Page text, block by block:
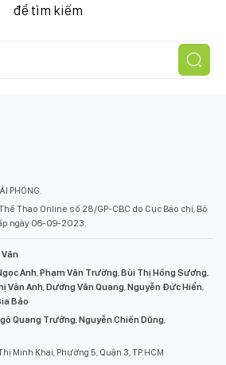
để tìm kiếm
PHÓNG.
Thao Online số 28/GP-CBC do Cục Báo chí, Bộ
ngày 06-09-2023.
Anh,Phạm Văn Trường,Bùi Thị Hồng Sương,
Vân Anh,Dương Văn Quang,Nguyễn Đức Hiển,
Bảo
Quang Trưởng,Nguyễn Chiến Dũng,
Minh Khai, Phường 5, Quận 3, TP.HCM